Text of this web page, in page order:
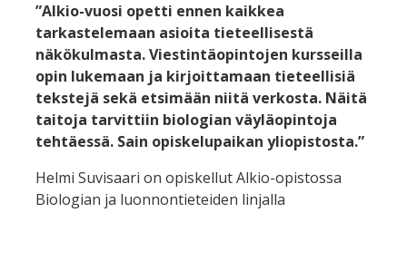
”Alkio-vuosi opetti ennen kaikkea
tarkastelemaan asioita tieteellisestä
näkökulmasta. Viestintäopintojen kursseilla
opin lukemaan ja kirjoittamaan tieteellisiä
tekstejä sekä etsimään niitä verkosta. Näitä
taitoja tarvittiin biologian väyläopintoja
tehtäessä. Sain opiskelupaikan yliopistosta.”
Helmi Suvisaari on opiskellut Alkio-opistossa
Biologian ja luonnontieteiden linjalla